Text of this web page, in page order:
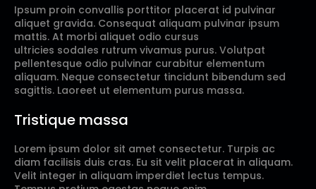
Ipsum proin convallis porttitor placerat id pulvinar
aliquet gravida. Consequat aliquam pulvinar ipsum
mattis. At morbi aliquet odio cursus
ultricies sodales rutrum vivamus purus. Volutpat
pellentesque odio pulvinar curabitur elementum
aliquam. Neque consectetur tincidunt bibendum sed
sagittis. Laoreet ut elementum purus massa.
Tristique massa
Lorem ipsum dolor sit amet consectetur. Turpis ac
diam facilisis duis cras. Eu sit velit placerat in aliquam.
Velit integer in aliquam imperdiet lectus tempus.